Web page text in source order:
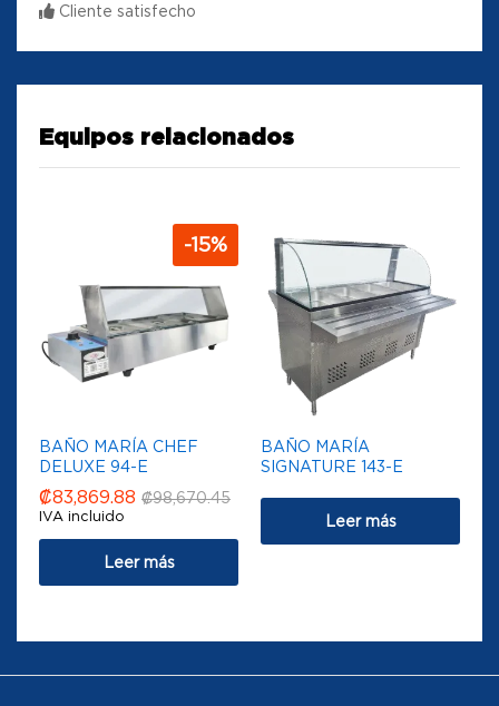
Cliente satisfecho
Equipos relacionados
-15%
BAÑO MARÍA CHEF
DELUXE 94-E
₡83,869.88 ₡98,670.45
IVA incluido
Leer más
BAÑO MARÍA
SIGNATURE 143-E
Leer más